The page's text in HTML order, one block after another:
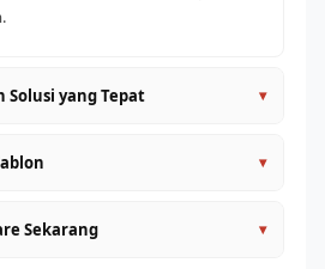
Solusi yang Tepat ▾
optimal
▾
Rhino Indonesia
Sekarang ▾